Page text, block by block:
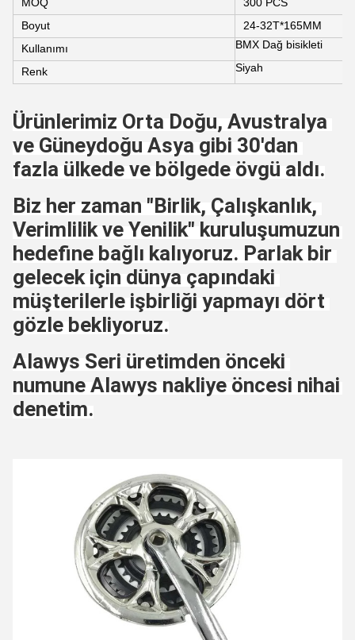
Boyut
24-32T*165MM
Kullanımı
BMX Dağ bisikleti
Renk Siyah
Ürünlerimiz Orta Doğu, Avustralya
ve Güneydoğu Asya gibi 30'dan
fazla ülkede ve bölgede övgü aldı.
Biz her zaman "Birlik, Çalışkanlık,
Verimlilik ve Yenilik" kuruluşumuzun
hedefine bağlı kalıyoruz. Parlak bir
gelecek için dünya çapındaki
müşterilerle işbirliği yapmayı dört
gözle bekliyoruz.
Alawys Seri üretimden önceki
numune Alawys nakliye öncesi nihai
denetim.